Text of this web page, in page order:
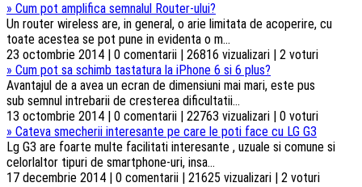
» Cum pot amplifica semnalul Router-ului?
Un router wireless are, in general, o arie limitata de acoperire, cu
toate acestea se pot pune in evidenta o m...
23 octombrie 2014 | 0 comentarii | 26816 vizualizari | 2 voturi
» Cum pot sa schimb tastatura la iPhone 6 si 6 plus?
Avantajul de a avea un ecran de dimensiuni mai mari, este pus
sub semnul intrebarii de cresterea dificultatii...
13 octombrie 2014 | 0 comentarii | 22763 vizualizari | 0 voturi
» Cateva smecherii interesante pe care le poti face cu LG G3
Lg G3 are foarte multe facilitati interesante , uzuale si comune si
celorlaltor tipuri de smartphone-uri, insa...
17 decembrie 2014 | 0 comentarii | 21625 vizualizari | 2 voturi